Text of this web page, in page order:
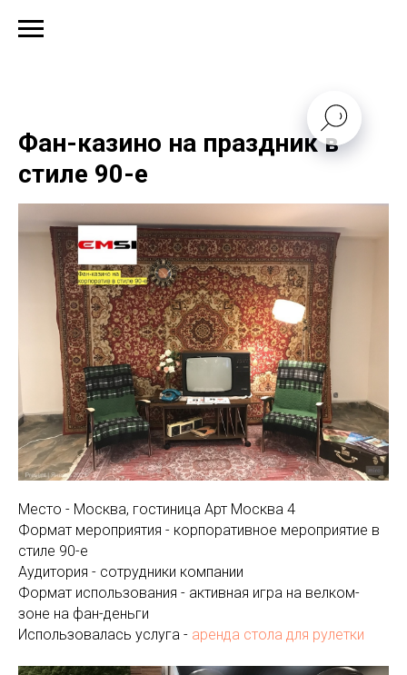
Фан-казино на праздник в
стиле 90-е
Место - Москва, гостиница Арт Москва 4
Формат мероприятия - корпоративное мероприятие в
стиле 90-е
Аудитория - сотрудники компании
Формат использования - активная игра на велком-
зоне на фан-деньги
Использовалась услуга - аренда стола для рулетки